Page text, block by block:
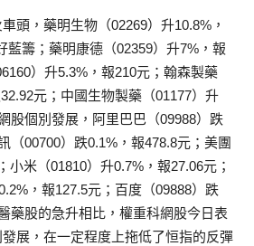
頭，藥明生物（02269）升10.8%，
藍籌；藥明康德（02359）升7%，報
）升5.3%，報210元；翰森製藥
32.92元；中國生物製藥（01177）升
股個別發展，阿里巴巴（09988）跌
（00700）跌0.1%，報478.8元；美團
小米（01810）升0.7%，報27.06元；
，報127.5元；百度（09888）跌
藥股的急升相比，權重科網股今日表
展，在一定程度上拖低了恒指的反彈